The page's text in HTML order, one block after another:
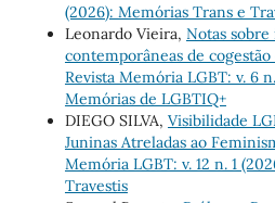
(2026): Memórias Trans e
Leonardo Vieira, Notas
contemporâneas de
Revista Memória LGBT: v. 6
Memórias de LGBTIQ+
DIEGO SILVA, Visibilidade
Juninas Atreladas ao
Memória LGBT: v. 12 n. 1
Travestis